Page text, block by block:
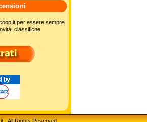
per essere sempre
classifiche